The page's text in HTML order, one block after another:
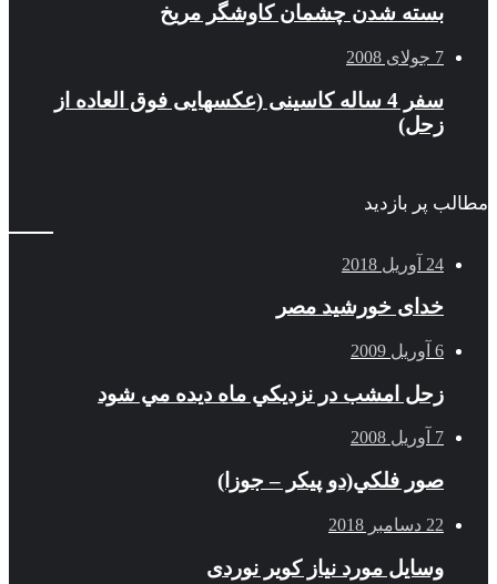
بسته شدن چشمان کاوشگر مريخ
7 جولای 2008
سفر 4 ساله کاسینی (عکسهایی فوق العاده از
زحل)
مطالب پر بازدید
24 آوریل 2018
خدای خورشید مصر
6 آوریل 2009
زحل امشب در نزديكي ماه ديده مي شود
7 آوریل 2008
صور فلكي(دو پیکر – جوزا)
22 دسامبر 2018
وسایل مورد نیاز کویر نوردی